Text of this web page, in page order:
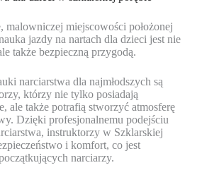
malowniczej miejscowości położonej
jazdy na nartach dla dzieci jest nie
także bezpieczną przygodą.
narciarstwa dla najmłodszych są
którzy nie tylko posiadają
ale także potrafią stworzyć atmosferę
Dzięki profesjonalnemu podejściu
instruktorzy w Szklarskiej
i komfort, co jest
narciarzy.